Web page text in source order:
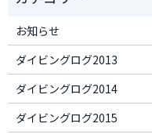
お知らせ
ダイビングログ2013
ダイビングログ2014
ダイビングログ2015